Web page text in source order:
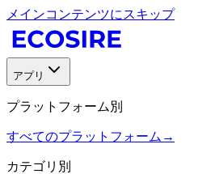
メインコンテンツにスキップ
アプリ
プラットフォーム別
すべてのプラットフォーム →
カテゴリ別